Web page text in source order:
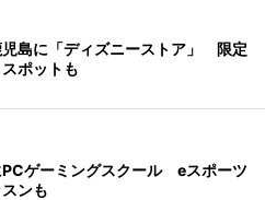
児島に「ディズニーストア」 限定
ポットも
PCゲーミングスクール eスポーツ
ンも